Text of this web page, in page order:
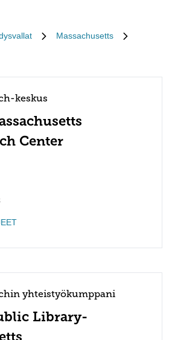
Massachusetts
keskus
Center
yhteistyökumppani
Library-